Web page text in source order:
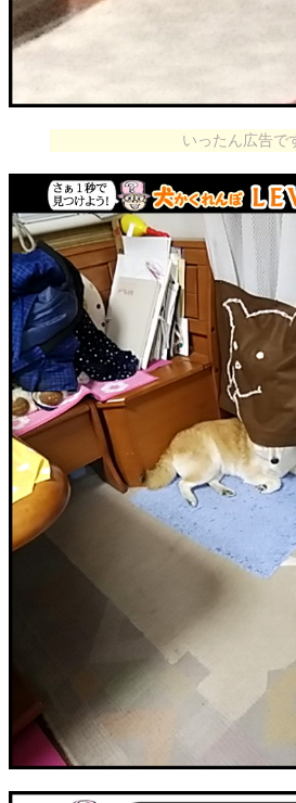
いったん広告で